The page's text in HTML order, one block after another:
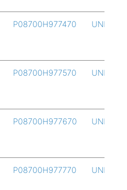
P08700H977470 UND
P08700H977570 UND
P08700H977670 UND
P08700H977770 UND